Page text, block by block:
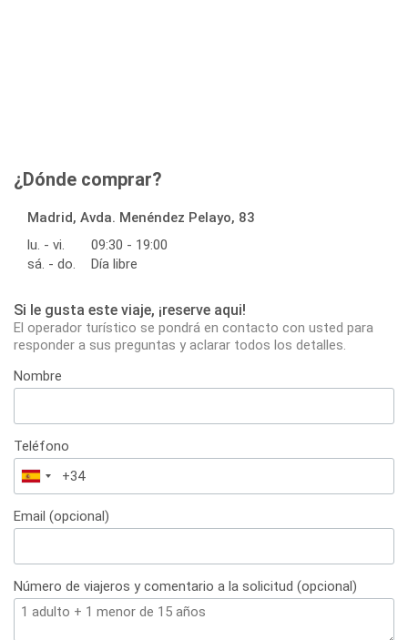
¿Dónde comprar?
Madrid, Avda. Menéndez Pelayo, 83
lu. - vi.
09:30 - 19:00
sá. - do.
Día libre
Si le gusta este viaje, ¡reserve aqui!
El operador turístico se pondrá en contacto con usted para
responder a sus preguntas y aclarar todos los detalles.
Nombre
Teléfono
España
+34
Email (opcional)
Número de viajeros y comentario a la solicitud (opcional)